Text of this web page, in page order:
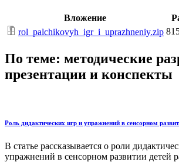
Вложение
rol_palchikovyh_igr_i_uprazhneniy.zip
По теме: методические
презентации и конспекты
Роль дидактических игр и упражнений в сенсорном
В статье рассказывается о роли
упражнений в сенсорном развитии детей